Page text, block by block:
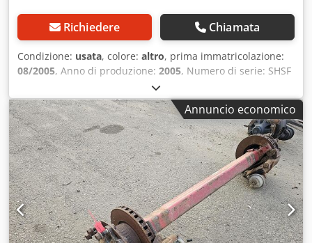
Richiedere Chiamata
Condizione: usata, colore: altro, prima immatricolazione:
08/2005, Anno di produzione: 2005, Numero di serie: SHSF
9010 ECO-P Codpfx Adjzrtg Eoysrf Disponiamo di oltre 100
assali in magazzino. Non esitate a contattarci se non
trovate ciò che state cercando.
Annuncio economico